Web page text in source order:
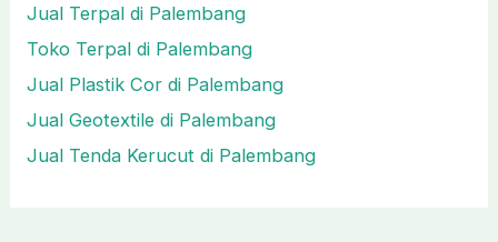
Jual Terpal di Palembang
Toko Terpal di Palembang
Jual Plastik Cor di Palembang
Jual Geotextile di Palembang
Jual Tenda Kerucut di Palembang